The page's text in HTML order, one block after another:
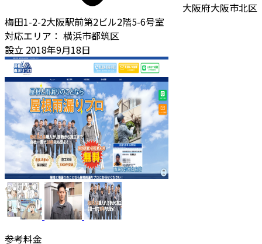
大阪府大阪市北区
梅田1-2-2大阪駅前第2ビル2階5-6号室
対応エリア： 横浜市都筑区
設立 2018年9月18日
参考料金